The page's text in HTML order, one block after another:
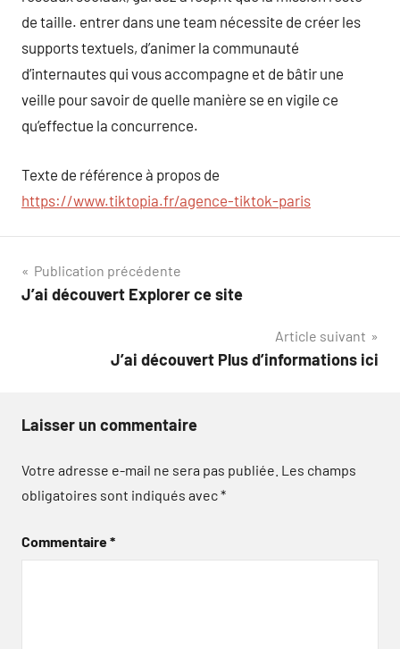
de taille. entrer dans une team nécessite de créer les
supports textuels, d’animer la communauté
d’internautes qui vous accompagne et de bâtir une
veille pour savoir de quelle manière se en vigile ce
qu’effectue la concurrence.
Texte de référence à propos de
https://www.tiktopia.fr/agence-tiktok-paris
Navigation
de
Publication précédente
J’ai découvert Explorer ce site
Article suivant
J’ai découvert Plus d’informations ici
Laisser un commentaire
Votre adresse e-mail ne sera pas publiée. Les champs
obligatoires sont indiqués avec*
Commentaire*